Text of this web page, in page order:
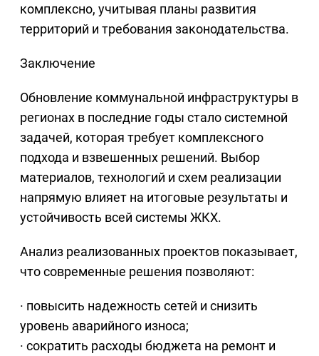
комплексно, учитывая планы развития
территорий и требования законодательства.
Заключение
Обновление коммунальной инфраструктуры в
регионах в последние годы стало системной
задачей, которая требует комплексного
подхода и взвешенных решений. Выбор
материалов, технологий и схем реализации
напрямую влияет на итоговые результаты и
устойчивость всей системы ЖКХ.
Анализ реализованных проектов показывает,
что современные решения позволяют:
· повысить надежность сетей и снизить
уровень аварийного износа;
· сократить расходы бюджета на ремонт и